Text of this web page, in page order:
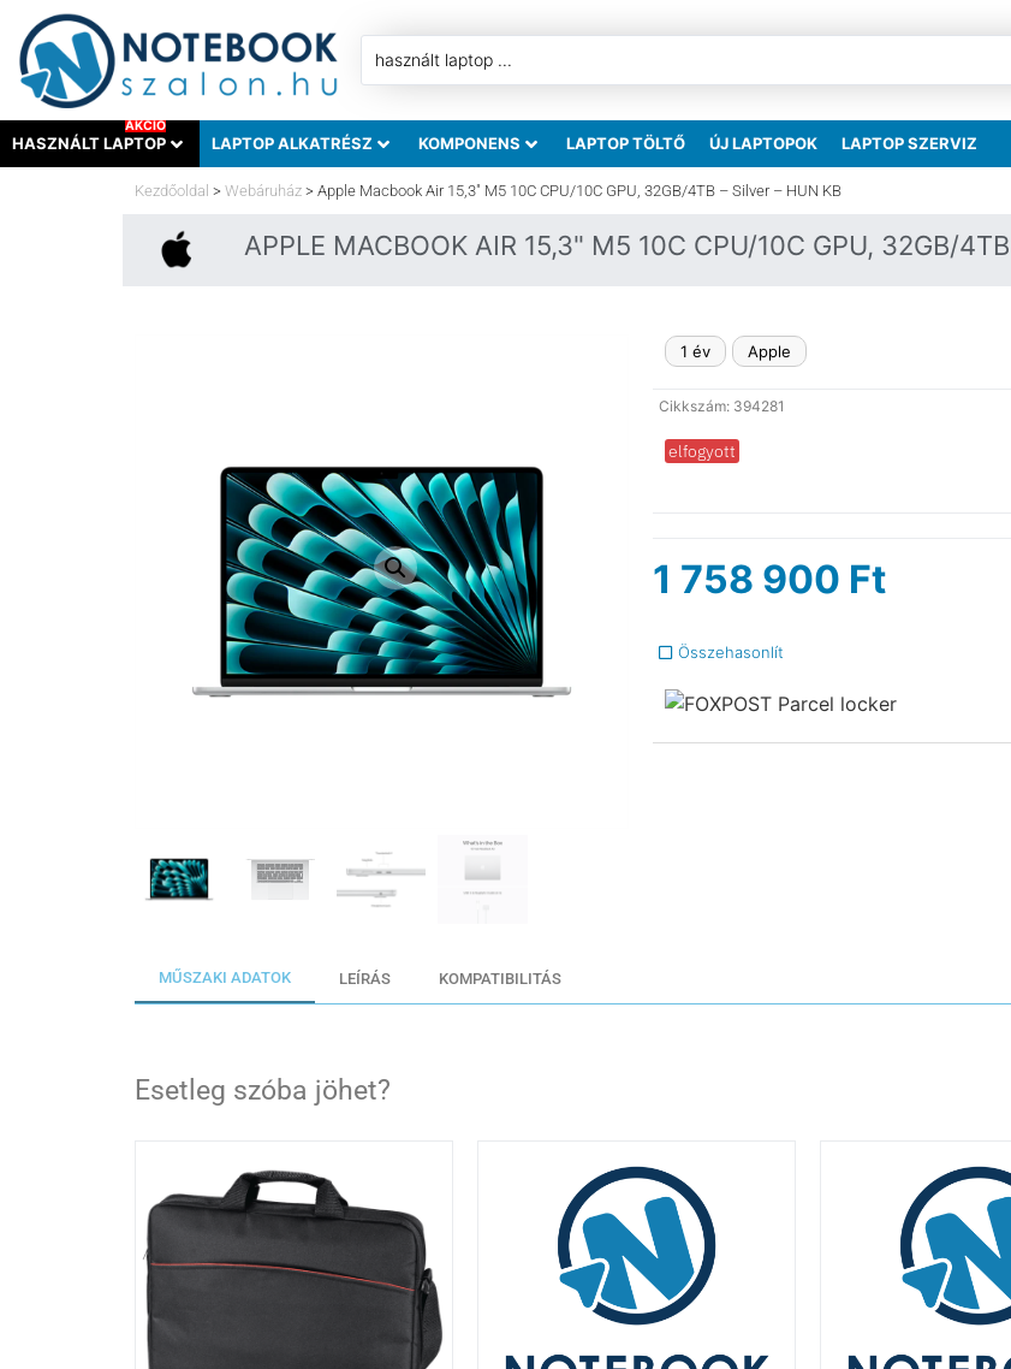
HASZNÁLT LAPTOP
AKCIÓ
LAPTOP ALKATRÉSZ KOMPONENS LAPTOP TÖLTŐ ÚJ LAPTOPOK LAPTOP SZERVIZ
Kezdőoldal > Webáruház > Apple Macbook Air 15,3″ M5 10C CPU/10C GPU, 32GB/4TB – Silver – HUN KB
APPLE MACBOOK AIR 15,3" M5 10C CPU/10C GPU, 32GB/
1 év Apple
Cikkszám: 394281
elfogyott
1 758 900 Ft
Összehasonlít
MŰSZAKI ADATOK LEÍRÁS KOMPATIBILITÁS
Esetleg szóba jöhet?